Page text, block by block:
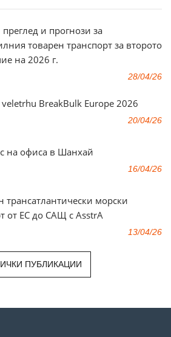
и прогнози за
товарен транспорт за второто
на 2026 г.
28/04/26
BreakBulk Europe 2026
20/04/26
на офиса в Шанхай
16/04/26
трансатлантически морски
от ЕС до САЩ с AsstrA
13/04/26
ПУБЛИКАЦИИ